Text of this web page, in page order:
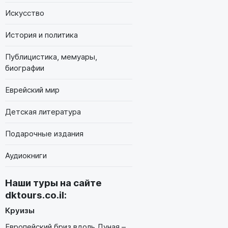
Искусство
История и политика
Публицистика, мемуары,
биографии
Еврейский мир
Детская литература
Подарочные издания
Аудиокниги
Наши туры на сайте
dktours.co.il:
Круизы